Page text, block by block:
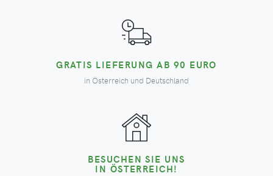
GRATIS LIEFERUNG AB 90 EURO
in Österreich und Deutschland
BESUCHEN SIE UNS
IN ÖSTERREICH!